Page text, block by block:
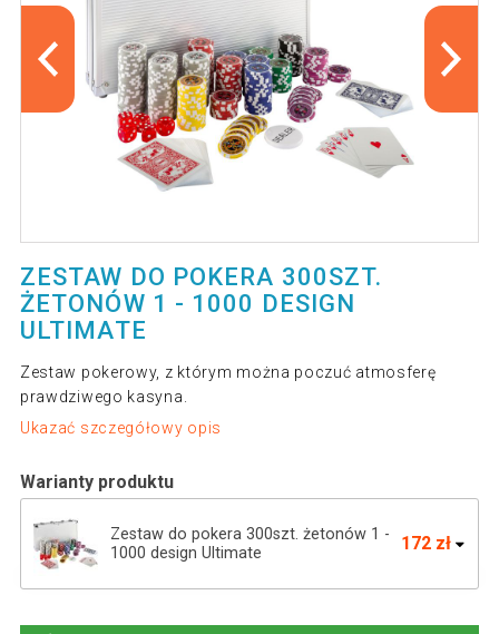
ZESTAW DO POKERA 300SZT.
ŻETONÓW 1 - 1000 DESIGN
ULTIMATE
Zestaw pokerowy, z którym można poczuć atmosferę
prawdziwego kasyna.
Ukazać szczegółowy opis
Warianty produktu
Zestaw do pokera 300szt. żetonów 1 -
1000 design Ultimate
172 zł
żetonów 1 - 1000